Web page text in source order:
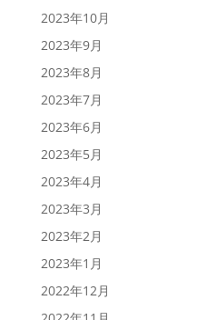
2023年10月
2023年9月
2023年8月
2023年7月
2023年6月
2023年5月
2023年4月
2023年3月
2023年2月
2023年1月
2022年12月